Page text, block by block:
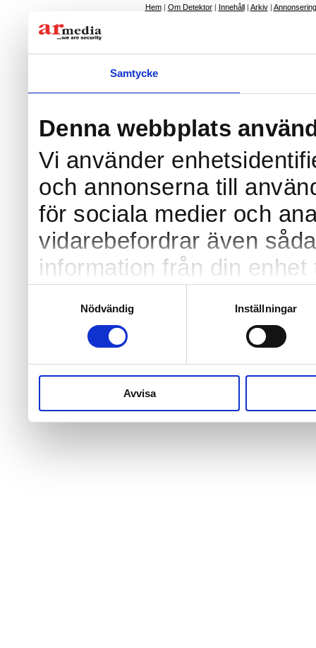
Samtycke
Denna webbplats
Vi använder
och annonserna till
för sociala medier och
vidarebefordrar även
information från din
Dessa kan i sin tur
information som du har
samlat in när du har
Nödvändig
Inställningar
Avvisa
Hem| Om Detektor| Innehåll Arkiv| Annonsering